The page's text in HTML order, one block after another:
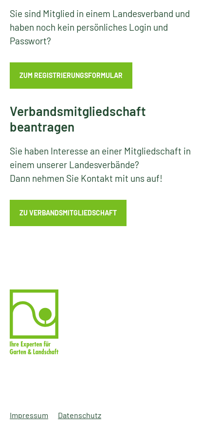
Sie sind Mitglied in einem Landesverband und
haben noch kein persönliches Login und
Passwort?
ZUM REGISTRIERUNGSFORMULAR
Verbandsmitgliedschaft
beantragen
Sie haben Interesse an einer Mitgliedschaft in
einem unserer Landesverbände?
Dann nehmen Sie Kontakt mit uns auf!
ZU VERBANDSMITGLIEDSCHAFT
Impressum Datenschutz